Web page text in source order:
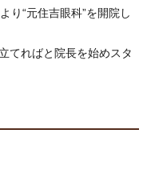
り“元住吉眼科”を開院し
てればと院長を始めスタ